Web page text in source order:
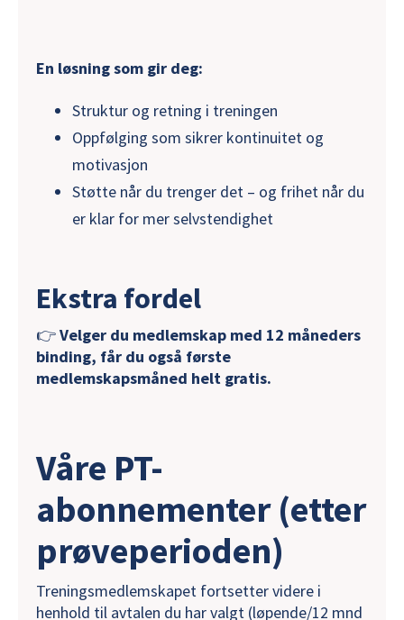
En løsning som gir deg:
Struktur og retning i treningen
Oppfølging som sikrer kontinuitet og
motivasjon
Støtte når du trenger det – og frihet når du
er klar for mer selvstendighet
Ekstra fordel
👉Velger du medlemskap med 12 måneders
binding, får du også første
medlemskapsmåned helt gratis.
Våre PT-
abonnementer (etter
prøveperioden)
Treningsmedlemskapet fortsetter videre i
henhold til avtalen du har valgt (løpende/12 mnd